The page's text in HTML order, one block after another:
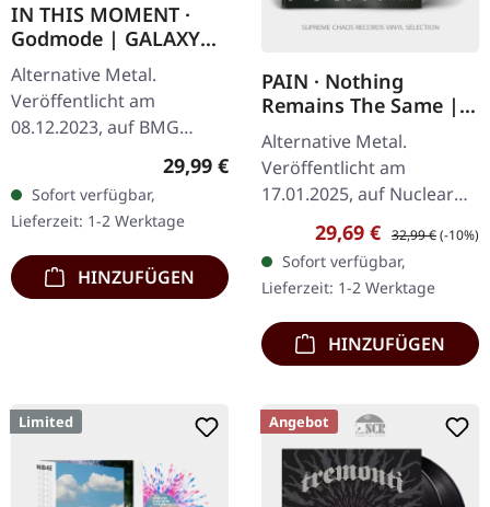
IN THIS MOMENT ·
Godmode | GALAXY
LIGHT BLUE LP
Alternative Metal.
Veröffentlicht am
08.12.2023, auf BMG
Rights Management.
Galaxy light blue Vinyl. In
This Moment liefern mit
"Godmode" ihr bisher…
Regulärer Preis:
29,99 €
Sofort verfügbar,
Lieferzeit: 1-2 Werktage
HINZUFÜGEN
PAIN · Nothing
Remains The Same |
SILVER LP
Alternative Metal.
Veröffentlicht am
17.01.2025, auf Nuclear
Blast Records. Limitierte
Ausgabe in
silberfarbenem Vinyl.
"Nothing Remains The
Same"…
Verkaufspreis:
29,69 € Regulärer Preis:
32,99 €(-10%)
Sofort verfügbar,
Lieferzeit: 1-2 Werktage
HINZUFÜGEN
Limited Angebot